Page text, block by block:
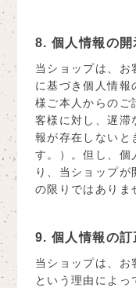
8. 個人情報の開
当ショップは、お
に基づき個人情報
様ご本人からのご
客様に対し、遅滞
報が存在しないと
す。）。但し、個
り、当ショップが
の限りではありま
9. 個人情報の訂
当ショップは、お
という理由によ